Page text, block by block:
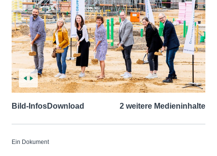
Bild-InfosDownload 2 weitere Medieninhalte
Ein Dokument